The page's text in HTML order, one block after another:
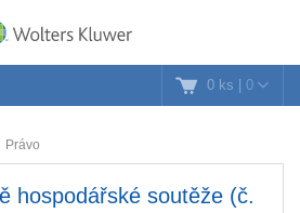
0 ks | 0
Právo
hospodářské soutěže (č.